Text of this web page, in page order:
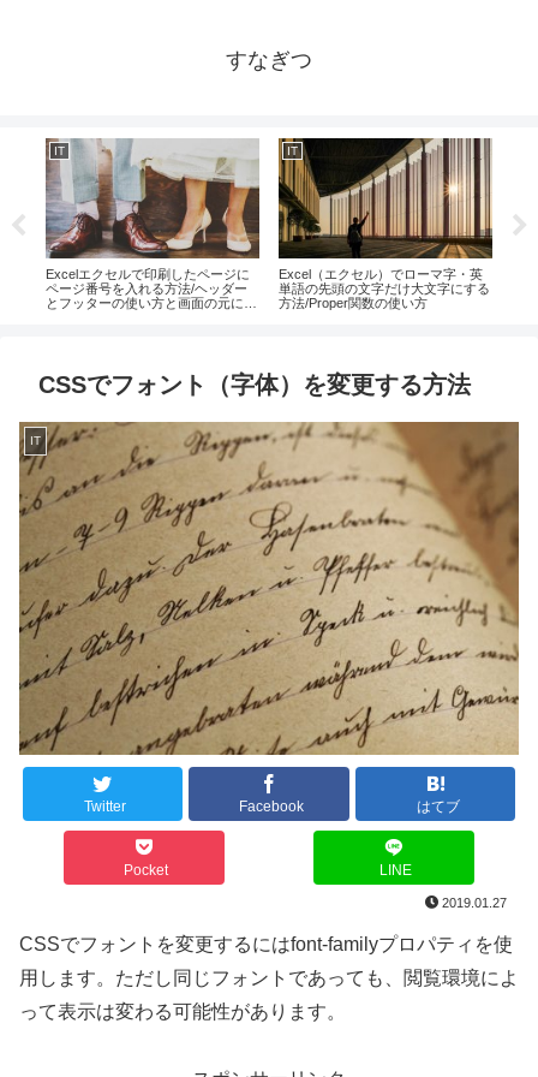
すなぎつ
IT
Excelエクセルで印刷したページに
ページ番号を入れる方法/ヘッダー
とフッターの使い方と画面の元に戻
IT
Excel（エクセル）でローマ字・英
単語の先頭の文字だけ大文字にする
方法/Proper関数の使い方
CSSでフォント（字体）を変更する方法
IT
Twitter Facebook はてブ
Pocket LINE
2019.01.27
CSSでフォントを変更するにはfont-familyプロパティを使
用します。ただし同じフォントであっても、閲覧環境によ
って表示は変わる可能性があります。